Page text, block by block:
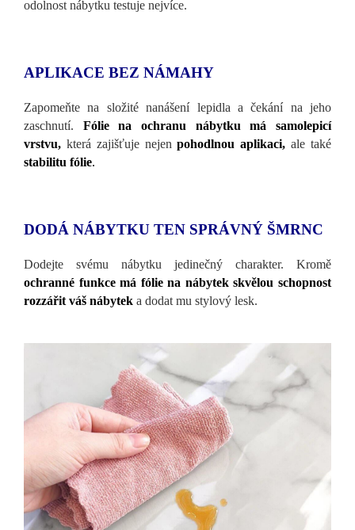
odolnost nábytku testuje nejvíce.
APLIKACE BEZ NÁMAHY
Zapomeňte na složité nanášení lepidla a čekání na jeho
zaschnutí. Fólie na ochranu nábytku má samolepicí
vrstvu, která zajišťuje nejenpohodlnou aplikaci,ale také
stabilitu fólie.
DODÁ NÁBYTKU TEN SPRÁVNÝ ŠMRNC
Dodejte svému nábytku jedinečný charakter. Kromě
ochranné funkce má fólie na nábytek skvělou schopnost
rozzářit váš nábytek a dodat mu stylový lesk.